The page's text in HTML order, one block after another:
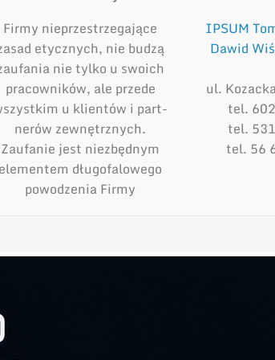
Firmy nieprzestrzegające
etycznych, nie budzą
nie tylko u swoich
pracowników, ale przede
u klientów i part­
nerów zewnętrznych.
Zaufanie jest niezbędnym
długofalowego
powodzenia Firmy
IPSUM
Dawid
ul.
tel.
tel.
tel. 56